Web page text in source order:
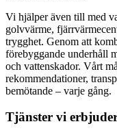
Vi hjälper även till med
golvvärme,
trygghet. Genom att
förebyggande underhåll
och vattenskador. Vårt
rekommendationer,
bemötande – varje gång.
Tjänster vi